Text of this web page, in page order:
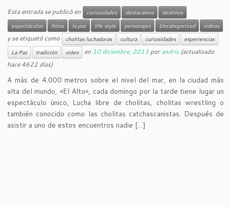
Esta entrada se publicó en curiosidades destacamos
destinos
espectáculos
fotos la paz life style personajes Uncategorized videos
y se etiquetó como cholitas luchadoras cultura curiosidades
experiencias
La Paz
tradición video en 10 diciembre, 2013 porandrix(actualizado
hace 4622 dias)
A más de 4.000 metros sobre el nivel del mar, en la ciudad más
alta del mundo, «El Alto», cada domingo por la tarde tiene lugar un
espectáculo único, Lucha libre de cholitas, cholitas wrestling o
también conocido como las cholitas catchascanistas. Después de
asistir a uno de estos encuentros nadie […]